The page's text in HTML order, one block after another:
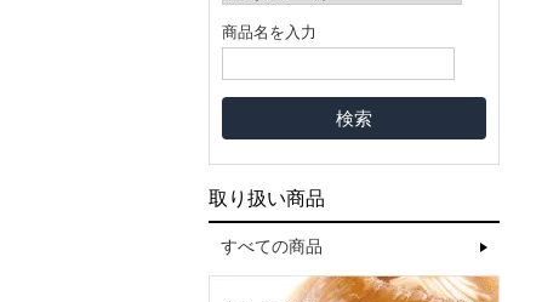
商品名を入力
取り扱い商品
すべての商品